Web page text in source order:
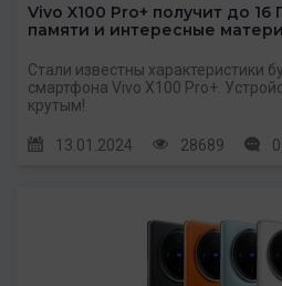
Vivo X100 Pro+ получит до 16
памяти и интересные
Стали известны характеристики
смартфона Vivo X100 Pro+.
крутым!
13.01.2024 28689 0